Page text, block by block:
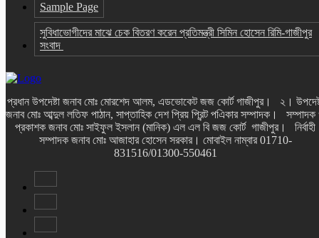
Sample Page
সুবিধাভোগীদের মাঝে চেক বিতরণ করেন প্রতিমন্ত্রী সিমিন হোসেন রিমি-গাজীপুর
সংবাদ
প্রধান উপদেষ্টা জনাব মোঃ মোরশেদ আলম, এডভোকেট জজ কোর্ট গাজীপুর। ২।
জনাব মোঃ আব্দুল লতিফ পাঠান, সাপ্তাহিক দেশ প্রিয় প্রিন্ট পএিকার সম্পাদক।
প্রকাশক জনাব মোঃ সাইফুল ইসলান (মানিক) এল এল বি জজ কোর্ট গাজীপুর। নির্বাহী
সম্পাদক জনাব মোঃ আজাহার হোসেন সরকার। মোবাইল নাম্বার 01710-
831516/01300-550461